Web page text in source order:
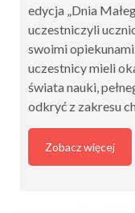
edycja „Dnia
uczestniczyli
swoimi
uczestnicy mieli
świata nauki,
odkryć z zakresu
Zobacz więcej